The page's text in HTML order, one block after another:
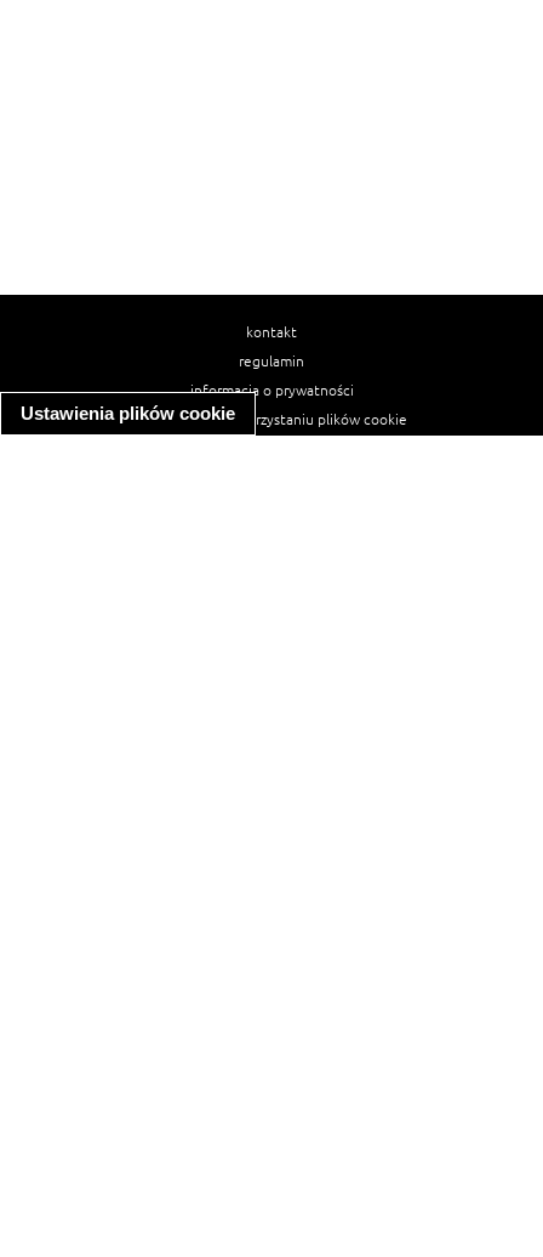
Ustawienia plików cookie
kontakt
regulamin
informacja o prywatności
informacja o wykorzystaniu plików cookie